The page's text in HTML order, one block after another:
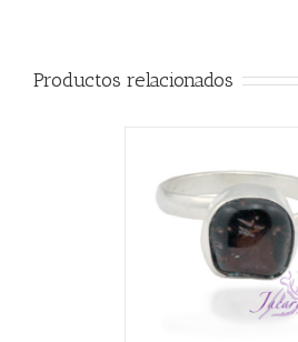
Productos relacionados